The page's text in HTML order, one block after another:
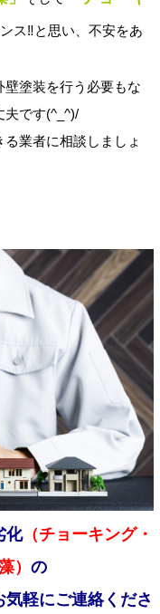
ス‼と思い、不安をあ
塗装を行う必要もな
夫です(^_^)/
業者に相談しましょ
化（チョーキング・
） の
軽にご連絡くださ